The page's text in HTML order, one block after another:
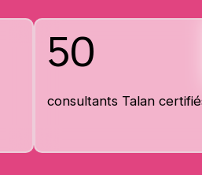
50
consultants Talan